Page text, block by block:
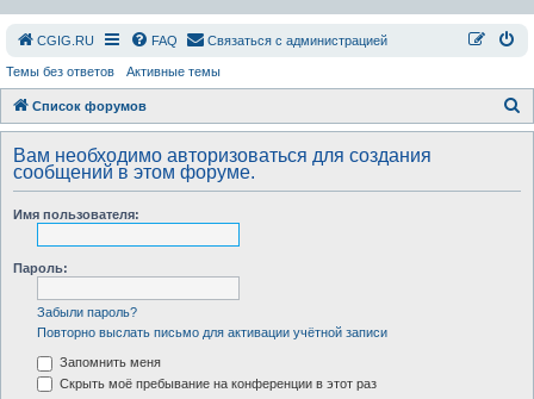
СGIG.RU FAQ Связаться с администрацией
Темы без ответов Активные темы
Список форумов
о
Вам необходимо авторизоваться для создания
сообщений в этом форуме.
Имя пользователя:
Пароль:
Забыли пароль?
Повторно выслать письмо для активации учётной записи
Запомнить меня
Скрыть моё пребывание на конференции в этот раз